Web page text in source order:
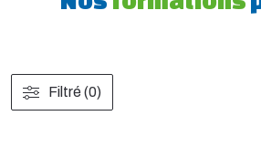
Filtré (0)